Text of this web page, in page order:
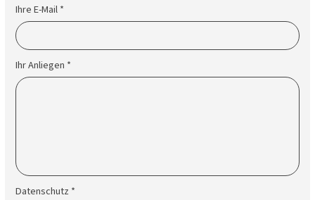
Ihre E-Mail *
Ihr Anliegen *
Datenschutz *